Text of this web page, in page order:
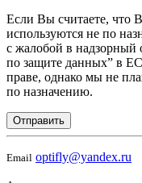
Если Вы считаете, что
используются не по
с жалобой в надзорный
по защите данных” в
праве, однако мы не
по назначению.
Отправить
Email optifly@yandex.ru